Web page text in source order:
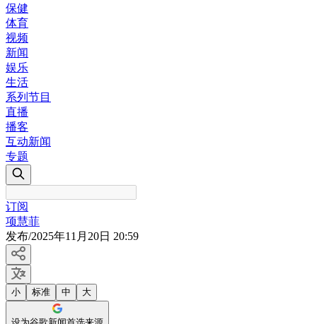
保健
体育
视频
新闻
娱乐
生活
系列节目
直播
播客
互动新闻
专题
订阅
项慧菲
发布/2025年11月20日 20:59
小 标准 中 大